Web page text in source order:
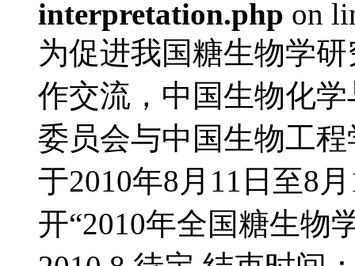
interpretation.php on
为促进我国糖生物学
作交流，中国生物化
委员会与中国生物工
于2010年8月11日至8
开“2010年全国糖生物